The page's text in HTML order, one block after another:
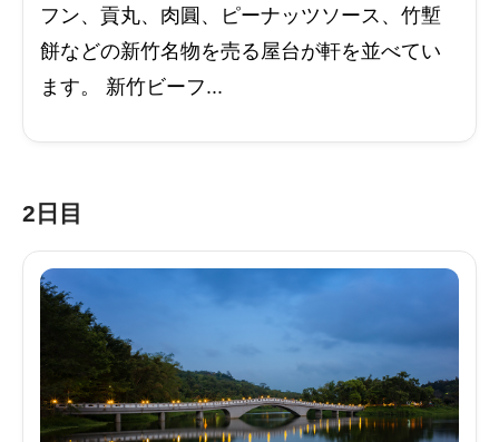
フン、貢丸、肉圓、ピーナッツソース、竹塹
餅などの新竹名物を売る屋台が軒を並べてい
ます。 新竹ビーフ...
2日目